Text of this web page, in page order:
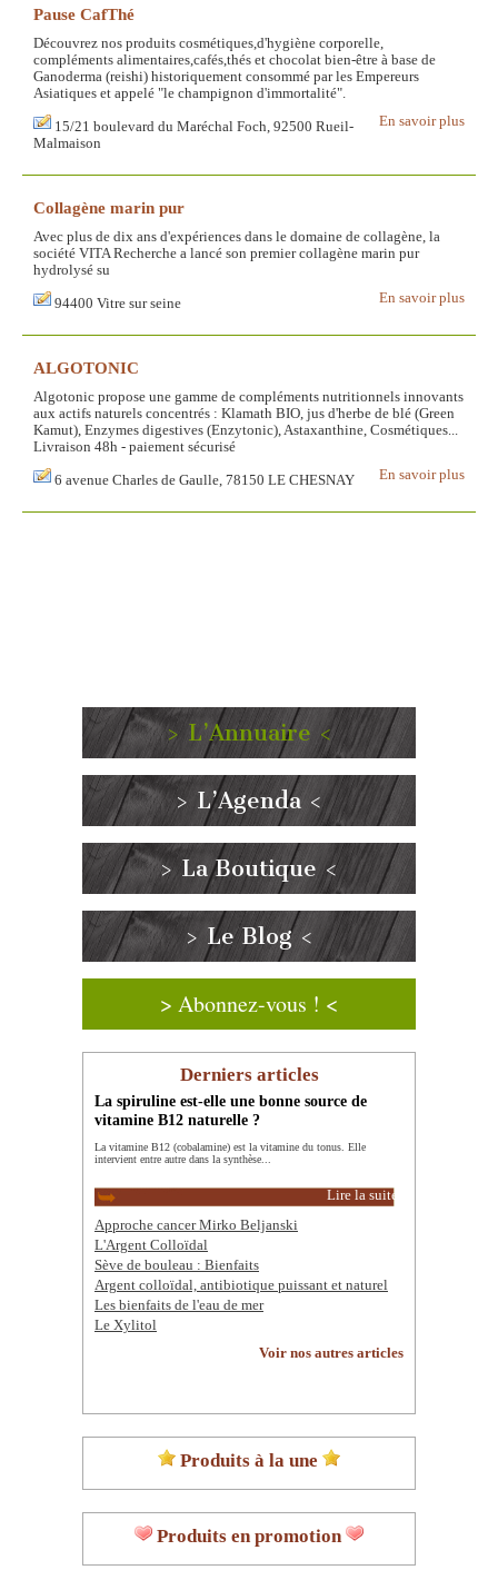
Pause CafThé
Découvrez nos produits cosmétiques,d'hygiène corporelle,
compléments alimentaires,cafés,thés et chocolat bien-être à base de
Ganoderma (reishi) historiquement consommé par les Empereurs
Asiatiques et appelé "le champignon d'immortalité".
En savoir plus
15/21 boulevard du Maréchal Foch, 92500 Rueil-
Malmaison
Collagène marin pur
Avec plus de dix ans d'expériences dans le domaine de collagène, la
société VITA Recherche a lancé son premier collagène marin pur
hydrolysé su
En savoir plus
94400 Vitre sur seine
ALGOTONIC
Algotonic propose une gamme de compléments nutritionnels innovants
aux actifs naturels concentrés : Klamath BIO, jus d'herbe de blé (Green
Kamut), Enzymes digestives (Enzytonic), Astaxanthine, Cosmétiques...
Livraison 48h - paiement sécurisé
En savoir plus
6 avenue Charles de Gaulle, 78150 LE CHESNAY
> L’Annuaire <
> L’Agenda <
> La Boutique <
> Le Blog <
> Abonnez-vous ! <
Derniers articles
La spiruline est-elle une bonne source de
vitamine B12 naturelle ?
La vitamine B12 (cobalamine) est la vitamine du tonus. Elle
intervient entre autre dans la synthèse...
Lire la suite
Approche cancer Mirko Beljanski
L'Argent Colloïdal
Sève de bouleau : Bienfaits
Argent colloïdal, antibiotique puissant et naturel
Les bienfaits de l'eau de mer
Le Xylitol
Voir nos autres articles
Produits à la une
Produits en promotion